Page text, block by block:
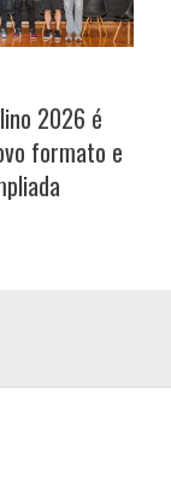
2026 é
formato e